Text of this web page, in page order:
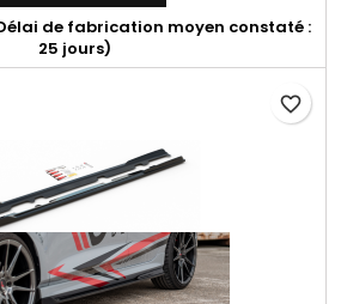
de fabrication moyen constaté :
25 jours)
favorite_border